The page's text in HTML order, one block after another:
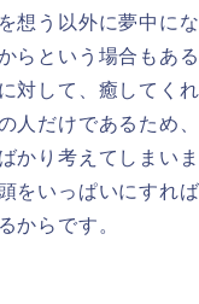
想う以外に夢中に
らという場合もある
対して、癒してく
人だけであるため
かり考えてしまいま
をいっぱいにすれ
からです。